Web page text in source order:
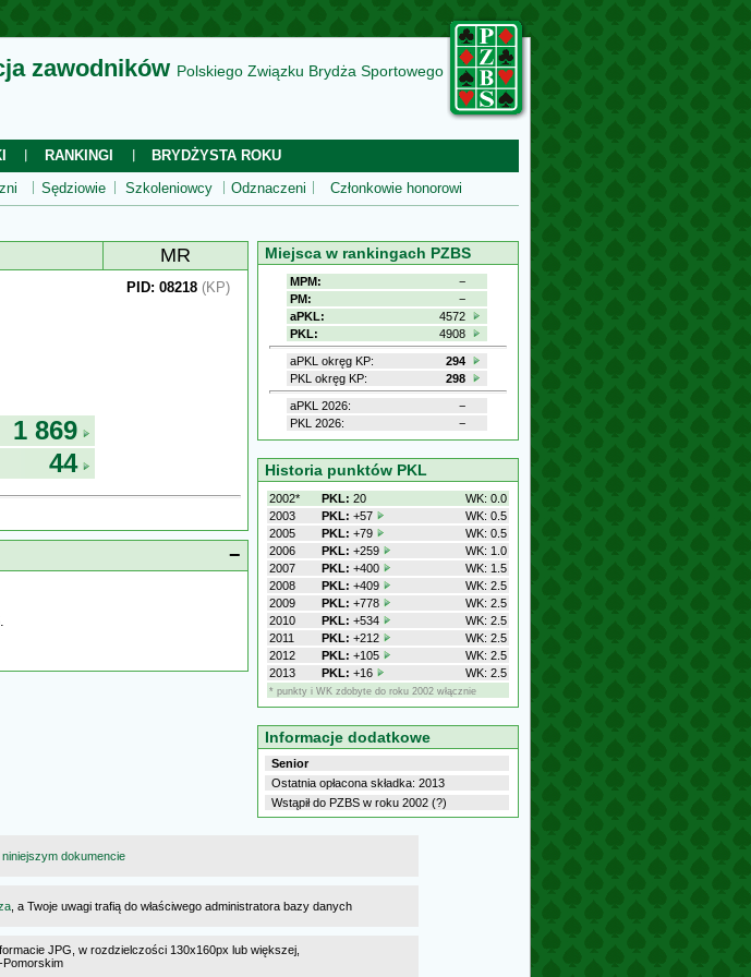
zawodników Polskiego Związku Brydża Sportowego
RANKINGI
BRYDŻYSTA ROKU
Sędziowie Szkoleniowcy Odznaczeni Członkowie honorowi
MR
1 869
44
PID: 08218 (KP)
−
Miejsca w rankingach PZBS
MPM:
−
PM:
−
aPKL:
4572
PKL:
4908
aPKL okręg KP:
294
PKL okręg KP:
298
aPKL 2026:
−
PKL 2026:
−
Historia punktów PKL
2002* PKL: 20
WK: 0.0
2003
PKL: +57
WK: 0.5
2005
PKL: +79
WK: 0.5
2006
PKL: +259
WK: 1.0
2007
PKL: +400
WK: 1.5
2008
PKL: +409
WK: 2.5
2009
PKL: +778
WK: 2.5
2010
PKL: +534
WK: 2.5
2011
PKL: +212
WK: 2.5
2012
PKL: +105
WK: 2.5
2013
PKL: +16 WK: 2.5
* punkty i WK zdobyte do roku 2002 włącznie
Informacje dodatkowe
Senior
Ostatnia opłacona składka: 2013
Wstąpił do PZBS w roku 2002 (?)
niniejszym dokumencie
, a Twoje uwagi trafią do właściwego administratora bazy danych
JPG, w rozdzielczości 130x160px lub większej,
Pomorskim